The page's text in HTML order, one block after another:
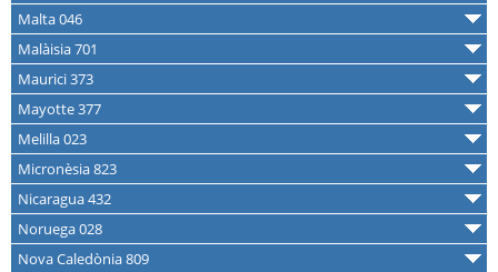
Malta 046
Malàisia 701
Maurici 373
Mayotte 377
Melilla 023
Micronèsia 823
Nicaragua 432
Noruega 028
Nova Caledònia 809